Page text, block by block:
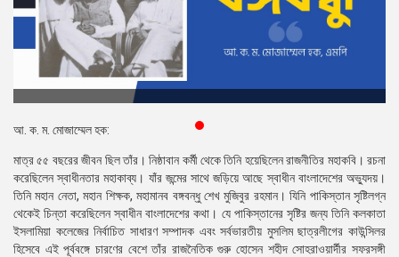
মতামত
উন্নয়নের
নিউজলেটার
রিলিজ
প্রকাশনা
গ্যালারি
আ. ক. ম. মোজাম্মেল হক:
মাত্র ৫৫ বছরের জীবন ছিল তাঁর। নিষ্ঠাবান কর্মী থেকে তিনি হয়েছিলেন রাজনীতির মহাকবি। রচনা
করেছিলেন স্বাধীনতার মহাকাব্য। যাঁর জন্মের সাথে জড়িয়ে আছে স্বাধীন বাংলাদেশের অভ্যুদয়।
তিনি মহান নেতা, মহান শিক্ষক, মহামানব বঙ্গবন্ধু শেখ মুজিবুর রহমান। যিনি পাকিস্তান সৃষ্টিলগ্ন
থেকেই চিন্তা করেছিলেন স্বাধীন বাংলাদেশের কথা। যে পাকিস্তানের সৃষ্টির জন্য তিনি কলকাতা
ইসলামিয়া কলেজের নির্বাচিত সাধারণ সম্পাদক এবং সর্বভারতীয় মুসলিম ছাত্রলীগের কাউন্সিলর
হিসেবে এই পূর্ববঙ্গে চারণের বেশে তাঁর রাজনৈতিক গুরু হোসেন শহীদ সোহরাওয়ার্দীর সফরসঙ্গী